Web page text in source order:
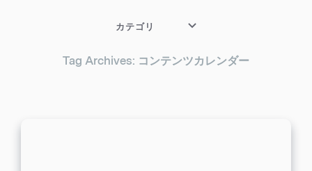
カテゴリ
Tag Archives: コンテンツカレンダー